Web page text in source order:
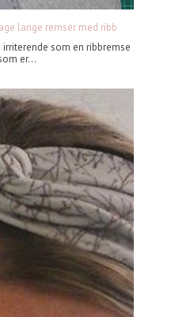
lange remser med ribb
som en ribbremse
er...